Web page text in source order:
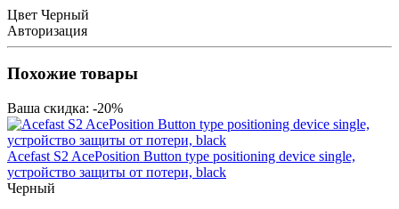
Цвет Черный
Авторизация
Похожие товары
Ваша скидка: -20%
Acefast S2 AcePosition Button type positioning device single,
устройство защиты от потери, black
Черный